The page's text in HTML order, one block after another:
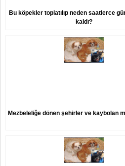
Bu köpekler toplatılıp neden saatlerce
kaldı?
Mezbeleliğe dönen şehirler ve kaybolan